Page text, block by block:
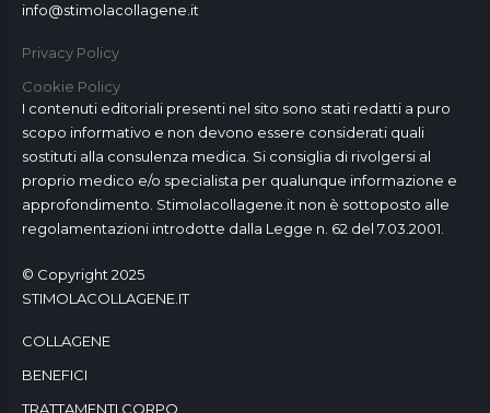
info@stimolacollagene.it
Privacy Policy
Cookie Policy
I contenuti editoriali presenti nel sito sono stati redatti a puro
scopo informativo e non devono essere considerati quali
sostituti alla consulenza medica. Si consiglia di rivolgersi al
proprio medico e/o specialista per qualunque informazione e
approfondimento. Stimolacollagene.it non è sottoposto alle
regolamentazioni introdotte dalla Legge n. 62 del 7.03.2001.
© Copyright 2025
STIMOLACOLLAGENE.IT
COLLAGENE
BENEFICI
TRATTAMENTI CORPO